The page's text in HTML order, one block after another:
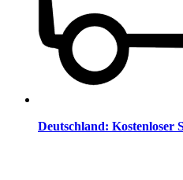
Deutschland: Kostenloser